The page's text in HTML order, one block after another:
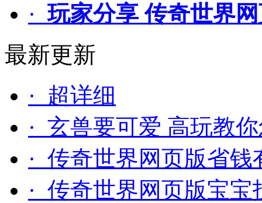
·玩家分享 传奇世界
最新更新
· 超详细
· 玄兽要可爱 高玩教
· 传奇世界网页版省
· 传奇世界网页版宝